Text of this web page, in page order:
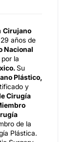
Cirujano
años de
Nacional
la
Su
Plástico,
y
Cirugía
de la
Plástica.